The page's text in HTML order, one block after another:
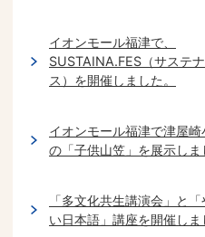
イオンモール福津で、
SUSTAINA.FES（サステ
ス）を開催しました。
イオンモール福津で津屋崎
の「子供山笠」を展示しま
「多文化共生講演会」と「
い日本語」講座を開催しま